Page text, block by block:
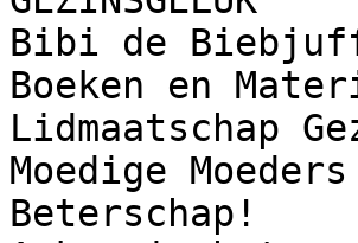
Bibi de
Boeken en
Lidmaatschap
Moedige Moeders
Beterschap!